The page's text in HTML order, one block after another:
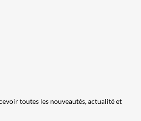
toutes les nouveautés, actualité et